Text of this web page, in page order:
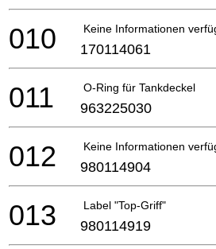
Keine Informationen
010 170114061
O-Ring für Tankdeckel
011 963225030
Keine Informationen
012 980114904
Label "Top-Griff"
013 980114919